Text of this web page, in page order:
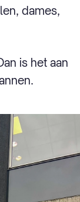
dames,
is het aan